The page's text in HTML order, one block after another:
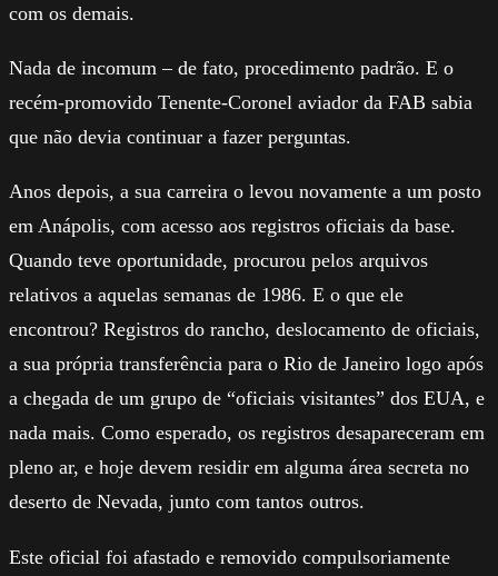
com os demais.
Nada de incomum – de fato, procedimento padrão. E o
recém-promovido Tenente-Coronel aviador da FAB sabia
que não devia continuar a fazer perguntas.
Anos depois, a sua carreira o levou novamente a um posto
em Anápolis, com acesso aos registros oficiais da base.
Quando teve oportunidade, procurou pelos arquivos
relativos a aquelas semanas de 1986. E o que ele
encontrou? Registros do rancho, deslocamento de oficiais,
a sua própria transferência para o Rio de Janeiro logo após
a chegada de um grupo de “oficiais visitantes” dos EUA, e
nada mais. Como esperado, os registros desapareceram em
pleno ar, e hoje devem residir em alguma área secreta no
deserto de Nevada, junto com tantos outros.
Este oficial foi afastado e removido compulsoriamente